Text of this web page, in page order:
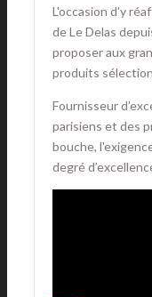
L'occasion d'y
de Le Delas
proposer aux
produits
Fournisseur
parisiens et des
bouche,
degré